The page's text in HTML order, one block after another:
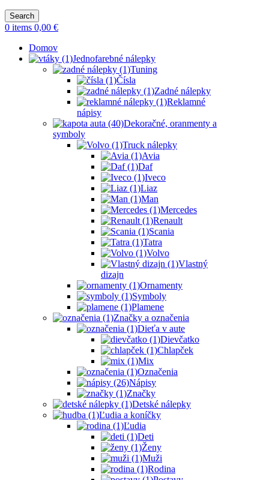
Search
0 items 0,00 €
Domov
Jednofarebné nálepky
Tuning
Čísla
Zadné nálepky
Reklamné
nápisy
Dekoračné, oranmenty a
symboly
Truck nálepky
Avia
Daf
Iveco
Liaz
Man
Mercedes
Renault
Scania
Tatra
Volvo
Vlastný
dizajn
Ornamenty
Symboly
Plamene
Značky a označenia
Dieťa v aute
Dievčatko
Chlapček
Mix
Označenia
Nápisy
Značky
Detské nálepky
Ľudia a koníčky
Ľudia
Deti
Ženy
Muži
Rodina